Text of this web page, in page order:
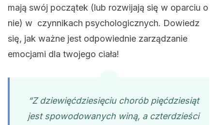
mają swój początek (lub rozwijają się w oparciu o
nie) w czynnikach psychologicznych. Dowiedz
się, jak ważne jest odpowiednie zarządzanie
emocjami dla twojego ciała!
“Z dziewięćdziesięciu chorób pięćdziesiąt
jest spowodowanych winą, a czterdzieści